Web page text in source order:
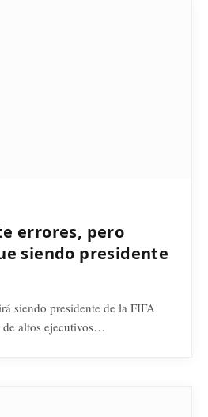
errores, pero
siendo presidente
siendo presidente de la FIFA
de altos ejecutivos…